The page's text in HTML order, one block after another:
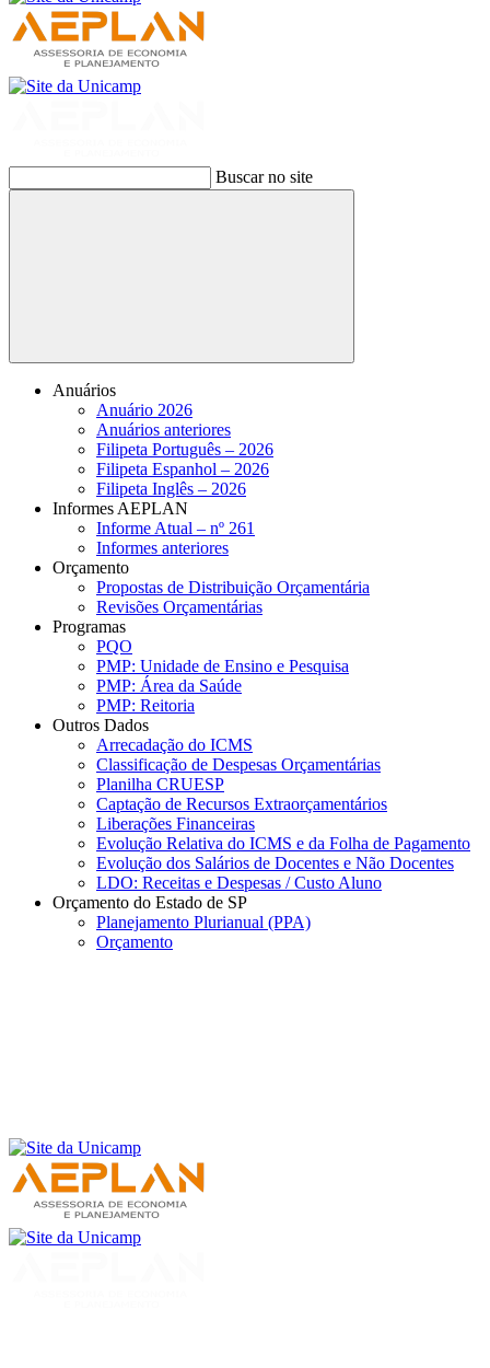
Buscar no site
Buscar
Anuários
Anuário 2026
Anuários anteriores
Filipeta Português – 2026
Filipeta Espanhol – 2026
Filipeta Inglês – 2026
Informes AEPLAN
Informe Atual – nº 261
Informes anteriores
Orçamento
Propostas de Distribuição Orçamentária
Revisões Orçamentárias
Programas
PQO
PMP: Unidade de Ensino e Pesquisa
PMP: Área da Saúde
PMP: Reitoria
Outros Dados
Arrecadação do ICMS
Classificação de Despesas Orçamentárias
Planilha CRUESP
Captação de Recursos Extraorçamentários
Liberações Financeiras
Evolução Relativa do ICMS e da Folha de Pagamento
Evolução dos Salários de Docentes e Não Docentes
LDO: Receitas e Despesas / Custo Aluno
Orçamento do Estado de SP
Planejamento Plurianual (PPA)
Orçamento